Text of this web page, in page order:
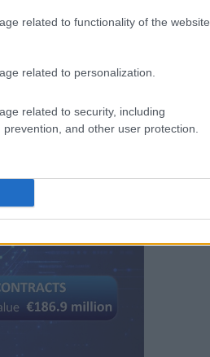
related to functionality of the website
related to personalization.
related to security, including
and other user protection.
18:49